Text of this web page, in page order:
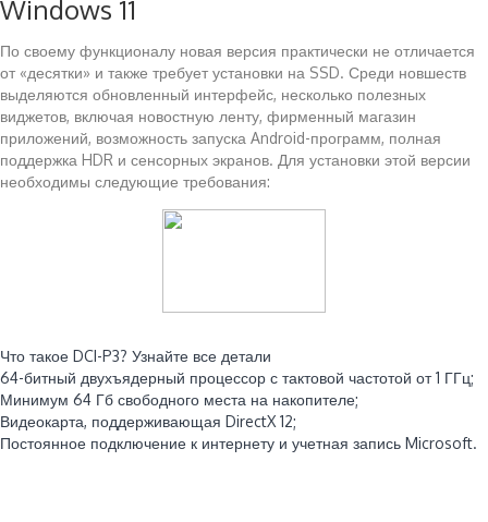
Windows 11
По своему функционалу новая версия практически не отличается
от «десятки» и также требует установки на SSD. Среди новшеств
выделяются обновленный интерфейс, несколько полезных
виджетов, включая новостную ленту, фирменный магазин
приложений, возможность запуска Android-программ, полная
поддержка HDR и сенсорных экранов. Для установки этой версии
необходимы следующие требования:
Что такое DCI-P3? Узнайте все детали
64-битный двухъядерный процессор с тактовой частотой от 1 ГГц;
Минимум 64 Гб свободного места на накопителе;
Видеокарта, поддерживающая DirectX 12;
Постоянное подключение к интернету и учетная запись Microsoft.